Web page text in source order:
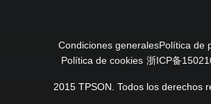
Condiciones generalesPolítica de
Política de cookies 浙ICP备
2015 TPSON. Todos los derechos